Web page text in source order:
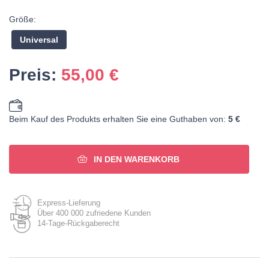
Größe:
Universal
Preis: 55,00 €
Beim Kauf des Produkts erhalten Sie eine Guthaben von: 5 €
IN DEN WARENKORB
Express-Lieferung
Über 400 000 zufriedene Kunden
14-Tage-Rückgaberecht